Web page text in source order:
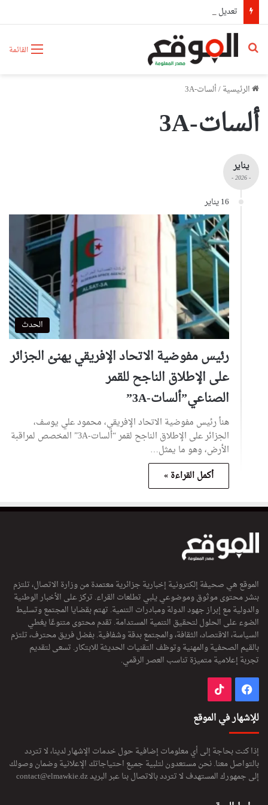
تعديل رزنامة الدخول المدرسي
القائمة بحث عن
الرئيسية/ألسات-3A
ألسات-3A
يناير
- 2026 -
16 يناير
الحدث
رئيس مفوضية الاتحاد الإفريقي يهنئ الجزائر
على الإطلاق الناجح للقمر
الصناعي”ألسات-3A”
هنأ رئيس مفوضية الاتحاد الإفريقي، محمود علي يوسف،
الجزائر على الإطلاق الناجح لقمر “ألسات-3A” المخصص لمراقبة
الأرض، وهو ما يمثل…
أكمل القراءة »
الموقع هي صحيفة إلكترونية إخبارية جزائرية معتمدة من وزارة الاتصال، تلتزم
بنشر محتوى موثوق وموضوعي يلبي تطلعات القراء. تركز على الأخبار الوطنية
والدولية مع إبراز جهود الدولة ومبادرات التنمية. تهتم بقضايا المجتمع وتسليط
الضوء على الحلول لتحقيق التنمية المستدامة. تقدم محتوى متنوعًا يغطي
السياسة، الاقتصاد، الثقافة، والمجتمع بدقة وشفافية. بفضل فريق محترف، تلتزم
بالقيم الصحفية والمهنية وتوظف التقنيات الحديثة للابتكار. تسعى لتقديم
تجربة إعلامية متميزة تناسب العصر الرقمي.
فيسبوك
للإشهار في الموقع
إذا كنت بحاجة إلى أي معلومات إضافية حول خدمات الإشهار لدينا، لا تتردد
بالتواصل معنا. نحن مستعدون لتلبية جميع احتياجاتك الإعلانية وضمان وصولك
إلى جمهورك المستهدف لا تتردد بالاتصال بنا عبر البريدcontact@elmawkie.dz